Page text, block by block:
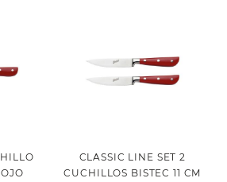
CLASSIC LINE SET 2
CUCHILLOS BISTEC 11 CM